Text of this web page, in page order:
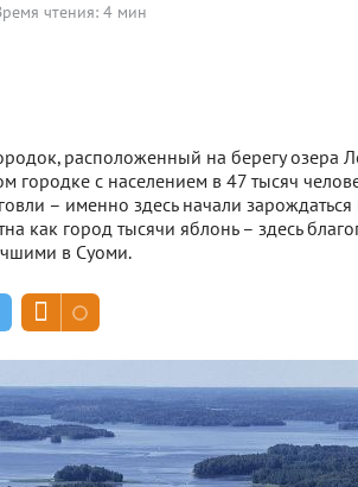
чтения: 4 мин
расположенный на берегу озера
городке с населением в 47 тысяч
– именно здесь начали
как город тысячи яблонь – здесь
в Суоми.